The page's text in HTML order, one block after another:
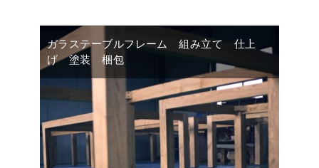
ガラステーブルフレーム 組み立て 仕上
げ 塗装 梱包